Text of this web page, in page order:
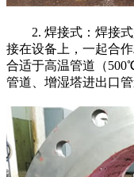
2. 焊接式：焊接式
接在设备上，一起合
合适于高温管道（
管道、增湿塔进出口管